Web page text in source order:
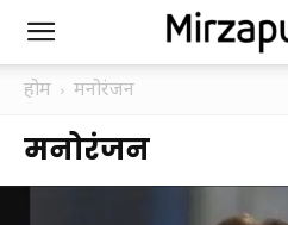
होम मनोरंजन
मनोरंजन